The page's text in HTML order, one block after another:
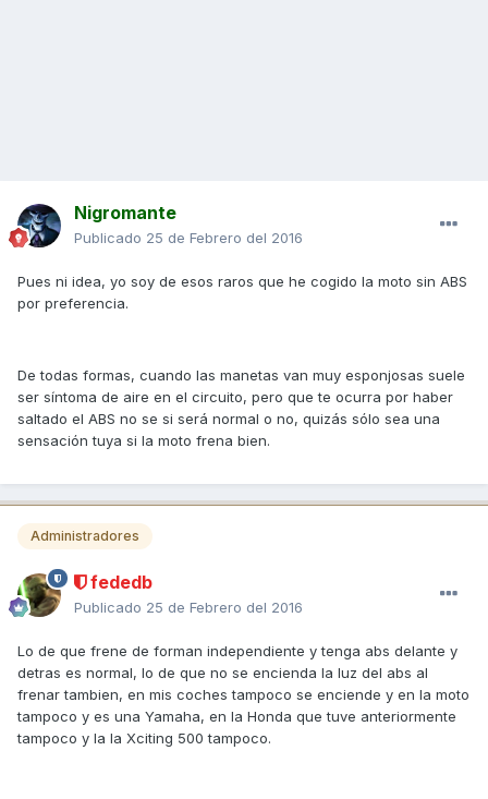
Nigromante
Publicado 25 de Febrero del 2016
Pues ni idea, yo soy de esos raros que he cogido la moto sin ABS
por preferencia.
De todas formas, cuando las manetas van muy esponjosas suele
ser síntoma de aire en el circuito, pero que te ocurra por haber
saltado el ABS no se si será normal o no, quizás sólo sea una
sensación tuya si la moto frena bien.
Administradores
fededb
Publicado 25 de Febrero del 2016
Lo de que frene de forman independiente y tenga abs delante y
detras es normal, lo de que no se encienda la luz del abs al
frenar tambien, en mis coches tampoco se enciende y en la moto
tampoco y es una Yamaha, en la Honda que tuve anteriormente
tampoco y la la Xciting 500 tampoco.